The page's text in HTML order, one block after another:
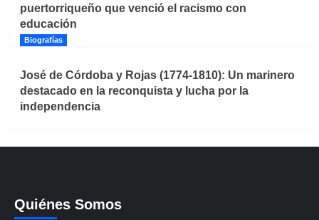
puertorriqueño que venció el racismo con
educación
Biografías
José de Córdoba y Rojas (1774-1810): Un marinero
destacado en la reconquista y lucha por la
independencia
Quiénes Somos